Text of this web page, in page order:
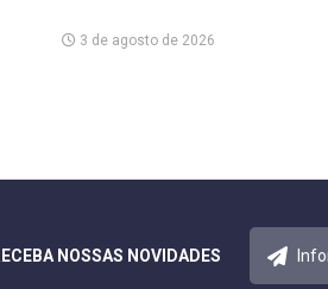
3 de agosto de 2026
NOSSAS NOVIDADES